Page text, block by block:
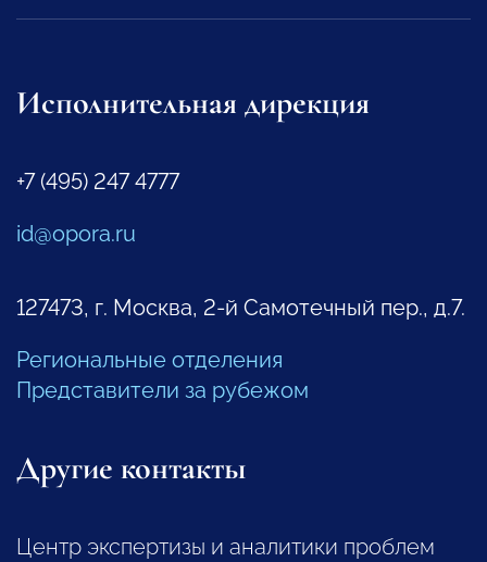
Исполнительная дирекция
+7 (495) 247 4777
id@opora.ru
127473, г. Москва, 2-й Самотечный пер., д.7.
Региональные отделения
Представители за рубежом
Другие контакты
Центр экспертизы и аналитики проблем